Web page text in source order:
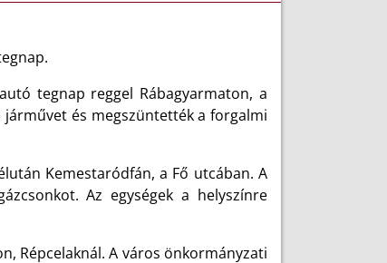
tegnap reggel Rábagyarmaton, a
és megszüntették a forgalmi
Kemestaródfán, a Fő utcában. A
Az egységek a helyszínre
Répcelaknál. A város önkormányzati